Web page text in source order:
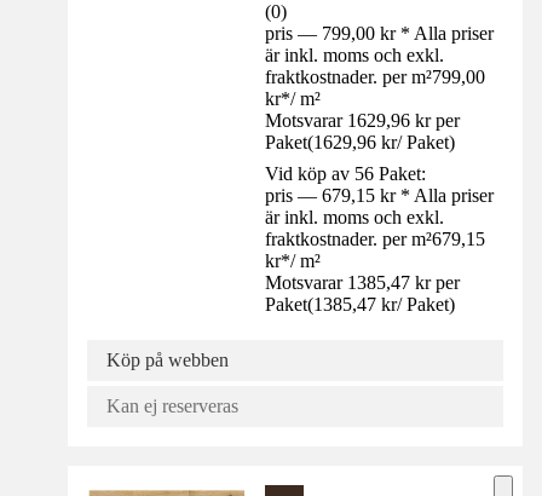
(0)
pris — 799,00 kr * Alla priser
är inkl. moms och exkl.
fraktkostnader. per m²799,00
kr*/ m²
Motsvarar 1629,96 kr per
Paket(1629,96 kr/ Paket)
Vid köp av 56 Paket:
pris — 679,15 kr * Alla priser
är inkl. moms och exkl.
fraktkostnader. per m²679,15
kr*/ m²
Motsvarar 1385,47 kr per
Paket(1385,47 kr/ Paket)
Köp på webben
Kan ej reserveras